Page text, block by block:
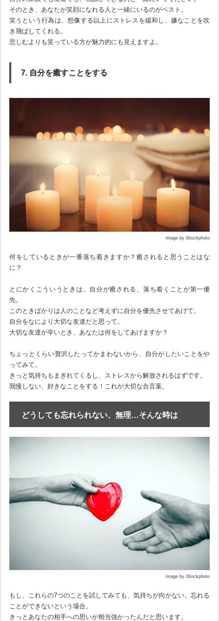
そのとき、あなたが笑顔になれる人と一緒にいるのがベスト。
笑うという行為は、想像する以上にストレスを緩和し、嫌なことを吹
き飛ばしてくれる。
悲しむよりも笑っている方が魅力的にも見えますよ。
7. 自分を癒すことをする
image by iStockphoto
何をしているときが一番落ち着きますか？癒されると思うことはな
に？
とにかくこういうときは、自分が癒される、落ち着くことが第一優
先。
このときばかりは人のことなど考えずに自分を優先させてあげて。
自分をなにより大切な友達だと思って。
大切な友達が辛いとき、あなたは何をしてあげますか？
ちょっとくらい贅沢したってかまわないから、自分がしたいことをや
ってみて。
きっと気持ちもまぎれてくるし、ストレスから解放されるはずです。
我慢しない、好きなことをする！これが大切な合言葉。
どうしても忘れられない、無理…そんな時は
image by iStockphoto
もし、これらの7つのことを試してみても、気持ちが向かない、忘れる
ことができないという場合。
きっとあなたの相手への思いが相当強かったんだと思います。